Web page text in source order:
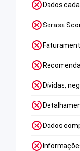
Dados
Serasa
Dívidas,
Dados